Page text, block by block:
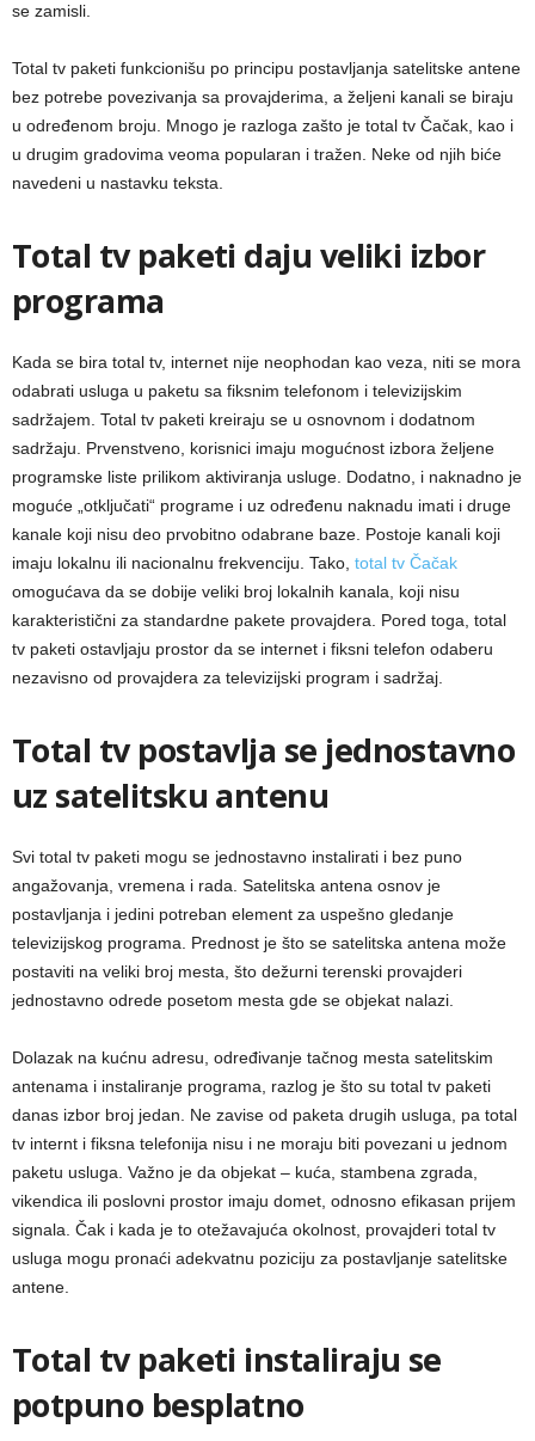
se zamisli.
Total tv paketi funkcionišu po principu postavljanja satelitske antene
bez potrebe povezivanja sa provajderima, a željeni kanali se biraju
u određenom broju. Mnogo je razloga zašto je total tv Čačak, kao i
u drugim gradovima veoma popularan i tražen. Neke od njih biće
navedeni u nastavku teksta.
Total tv paketi daju veliki izbor
programa
Kada se bira total tv, internet nije neophodan kao veza, niti se mora
odabrati usluga u paketu sa fiksnim telefonom i televizijskim
sadržajem. Total tv paketi kreiraju se u osnovnom i dodatnom
sadržaju. Prvenstveno, korisnici imaju mogućnost izbora željene
programske liste prilikom aktiviranja usluge. Dodatno, i naknadno je
moguće „otključati“ programe i uz određenu naknadu imati i druge
kanale koji nisu deo prvobitno odabrane baze. Postoje kanali koji
imaju lokalnu ili nacionalnu frekvenciju. Tako, total tv Čačak
omogućava da se dobije veliki broj lokalnih kanala, koji nisu
karakteristični za standardne pakete provajdera. Pored toga, total
tv paketi ostavljaju prostor da se internet i fiksni telefon odaberu
nezavisno od provajdera za televizijski program i sadržaj.
Total tv postavlja se jednostavno
uz satelitsku antenu
Svi total tv paketi mogu se jednostavno instalirati i bez puno
angažovanja, vremena i rada. Satelitska antena osnov je
postavljanja i jedini potreban element za uspešno gledanje
televizijskog programa. Prednost je što se satelitska antena može
postaviti na veliki broj mesta, što dežurni terenski provajderi
jednostavno odrede posetom mesta gde se objekat nalazi.
Dolazak na kućnu adresu, određivanje tačnog mesta satelitskim
antenama i instaliranje programa, razlog je što su total tv paketi
danas izbor broj jedan. Ne zavise od paketa drugih usluga, pa total
tv internt i fiksna telefonija nisu i ne moraju biti povezani u jednom
paketu usluga. Važno je da objekat – kuća, stambena zgrada,
vikendica ili poslovni prostor imaju domet, odnosno efikasan prijem
signala. Čak i kada je to otežavajuća okolnost, provajderi total tv
usluga mogu pronaći adekvatnu poziciju za postavljanje satelitske
antene.
Total tv paketi instaliraju se
potpuno besplatno